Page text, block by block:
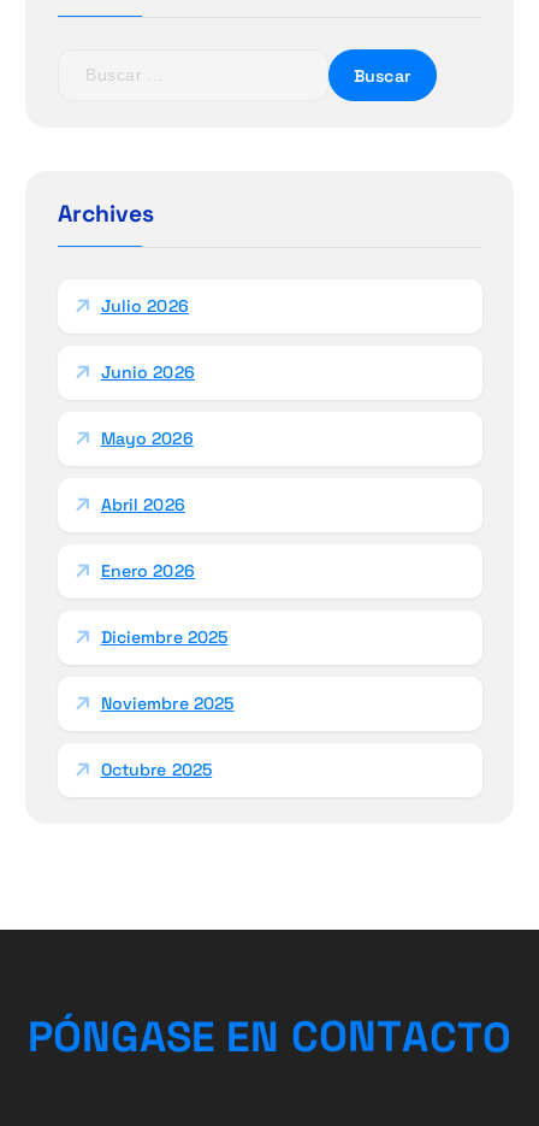
:Archives
Julio 2026
Junio 2026
Mayo 2026
Abril 2026
Enero 2026
Diciembre 2025
Noviembre 2025
Octubre 2025
PÓNGASE EN CONTACTO